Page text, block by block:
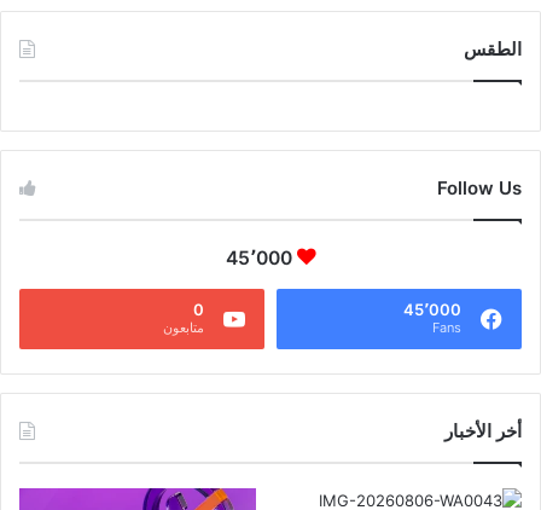
الطقس
Follow Us
45٬000
45٬000
Fans
0
متابعون
أخر الأخبار